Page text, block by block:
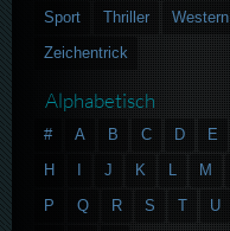
Sport
Thriller
Western
Zeichentrick
Alphabetisch
# A B C D E
H
J K L M
P
Q R S T U